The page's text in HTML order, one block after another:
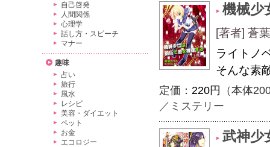
機械少
[著者] 蒼
ライトノ
そんな素
定価： 220円
（本体
／ミステリー
武神少
自己啓発
人間関係
心理学
話し方・スピーチ
マナー
趣味
占い
旅行
風水
レシピ
美容・ダイエット
ペット
お金
エコロジー